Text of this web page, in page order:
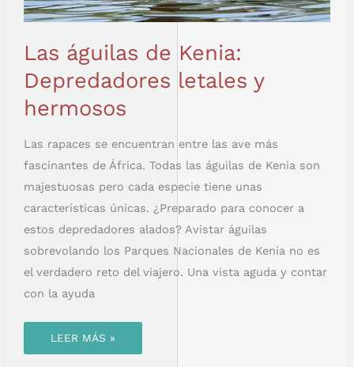
Las águilas de Kenia:
Depredadores letales y
hermosos
Las rapaces se encuentran entre las ave más
fascinantes de África. Todas las águilas de Kenia son
majestuosas pero cada especie tiene unas
características únicas. ¿Preparado para conocer a
estos depredadores alados? Avistar águilas
sobrevolando los Parques Nacionales de Kenia no es
el verdadero reto del viajero. Una vista aguda y contar
con la ayuda
LEER MÁS »